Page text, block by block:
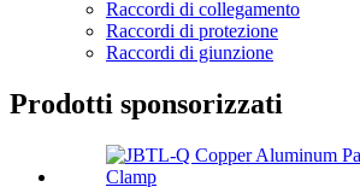
Raccordi di collegamento
Raccordi di protezione
Raccordi di giunzione
Prodotti sponsorizzati